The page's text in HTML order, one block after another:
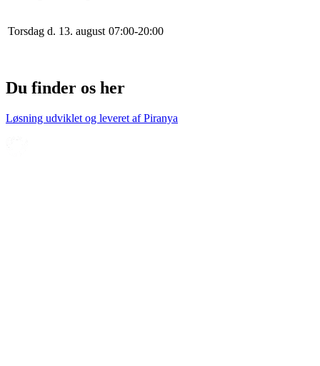
Torsdag d. 13. august 07:00-20:00
Du finder os her
Løsning udviklet og leveret afPiranya